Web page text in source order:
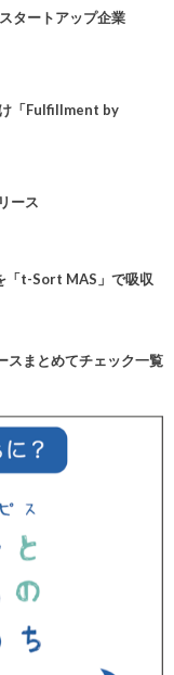
タートアップ企業
「Fulfillment by
ース
「t-Sort MAS」で吸収
スまとめてチェック一覧